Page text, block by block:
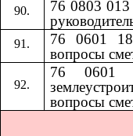
76 0803 013
76 0601
вопросы
76 0601
вопросы